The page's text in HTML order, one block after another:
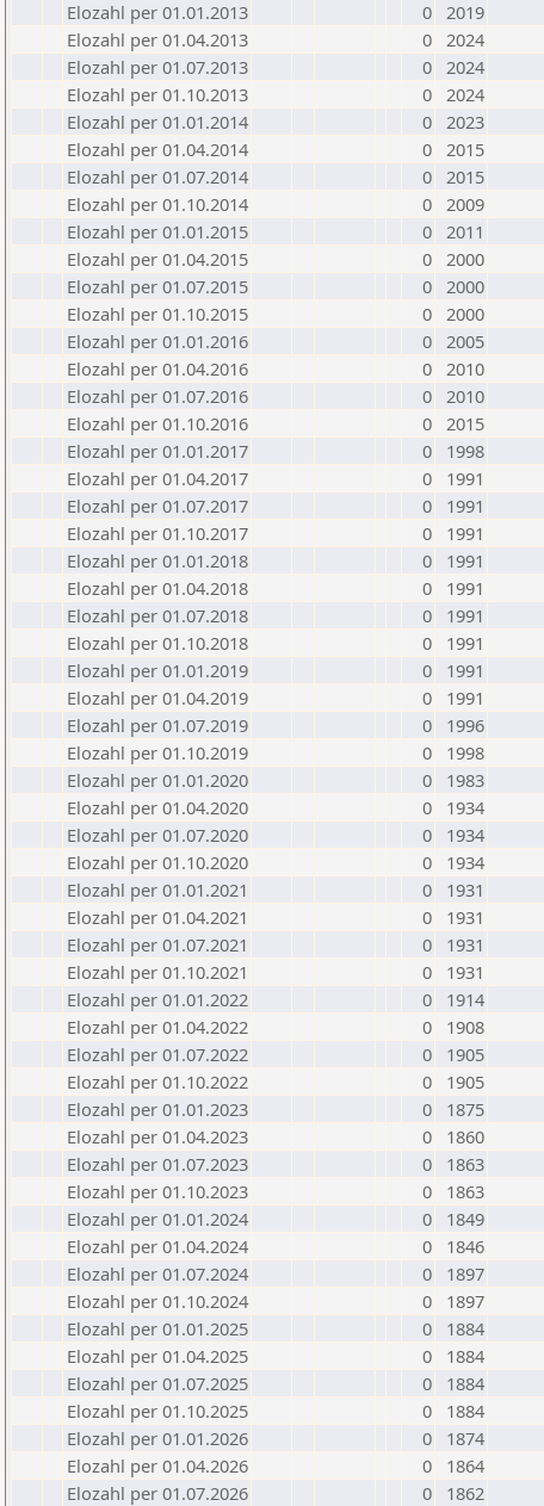
Elozahl per 01.01.2013
0 2019
Elozahl per 01.04.2013
0 2024
Elozahl per 01.07.2013
0 2024
Elozahl per 01.10.2013
0 2024
Elozahl per 01.01.2014
0 2023
Elozahl per 01.04.2014
0 2015
Elozahl per 01.07.2014
0 2015
Elozahl per 01.10.2014
0 2009
Elozahl per 01.01.2015
0 2011
Elozahl per 01.04.2015
0 2000
Elozahl per 01.07.2015
0 2000
Elozahl per 01.10.2015
0 2000
Elozahl per 01.01.2016
0 2005
Elozahl per 01.04.2016
0 2010
Elozahl per 01.07.2016
0 2010
Elozahl per 01.10.2016
0 2015
Elozahl per 01.01.2017
0
1998
Elozahl per 01.04.2017
0
1991
Elozahl per 01.07.2017
0
1991
Elozahl per 01.10.2017
0
1991
Elozahl per 01.01.2018
0
1991
Elozahl per 01.04.2018
0
1991
Elozahl per 01.07.2018
0
1991
Elozahl per 01.10.2018
0
1991
Elozahl per 01.01.2019
0
1991
Elozahl per 01.04.2019
0
1991
Elozahl per 01.07.2019
0
1996
Elozahl per 01.10.2019
0
1998
Elozahl per 01.01.2020
0
1983
Elozahl per 01.04.2020
0
1934
Elozahl per 01.07.2020
0
1934
Elozahl per 01.10.2020
0
1934
Elozahl per 01.01.2021
0
1931
Elozahl per 01.04.2021
0
1931
Elozahl per 01.07.2021
0
1931
Elozahl per 01.10.2021
0
1931
Elozahl per 01.01.2022
0
1914
Elozahl per 01.04.2022
0
1908
Elozahl per 01.07.2022
0
1905
Elozahl per 01.10.2022
0
1905
Elozahl per 01.01.2023
0
1875
Elozahl per 01.04.2023
0
1860
Elozahl per 01.07.2023
0
1863
Elozahl per 01.10.2023
0
1863
Elozahl per 01.01.2024
0
1849
Elozahl per 01.04.2024
0
1846
Elozahl per 01.07.2024
0
1897
Elozahl per 01.10.2024
0
1897
Elozahl per 01.01.2025
0
1884
Elozahl per 01.04.2025
0
1884
Elozahl per 01.07.2025
0
1884
Elozahl per 01.10.2025
0
1884
Elozahl per 01.01.2026
0
1874
Elozahl per 01.04.2026
0
1864
Elozahl per 01.07.2026
0 1862